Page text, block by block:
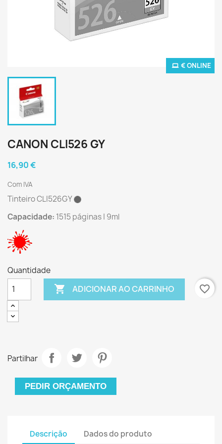
€ ONLINE
CANON CLI526 GY
16,90 €
Com IVA
Tinteiro CLI526GY
Capacidade: 1515 páginas | 9ml
Quantidade
 ADICIONAR AO CARRINHO favorite_border
Partilhar
PEDIR ORÇAMENTO
Descrição Dados do produto